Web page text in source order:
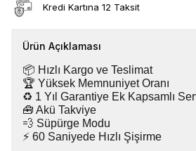
Kredi Kartına 12 Taksit
Ürün Açıklaması
📦 Hızlı Kargo ve Teslimat
🏆 Yüksek Memnuniyet Oranı
♻️ 1 Yıl Garantiye Ek Kapsamlı
🧰 Akü Takviye
💨 Süpürge Modu
⚡ 60 Saniyede Hızlı Şişirme